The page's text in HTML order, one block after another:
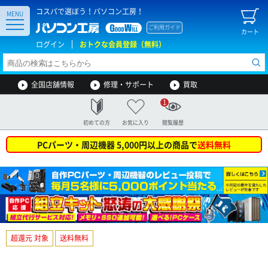
コスパで選ぼう！パソコン工房！
カート
ご利用ガイド
ログイン おトクな会員登録（無料）
MENU
全国店舗情報 修理・サポート 買取
初めての方 お気に入り 閲覧履歴
1
PCパーツ・周辺機器 5,000円以上の商品で送料無料
超還元 対象 送料無料